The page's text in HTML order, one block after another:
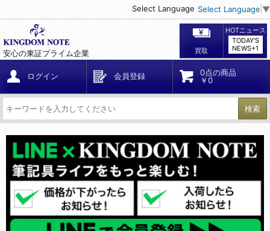
Select Language Select Language ▼
安心の東証プライム企業 買取
HOTニュース
TODAY'S
NEWS+1
ログイン 会員登録
0点の商品
￥0
検索